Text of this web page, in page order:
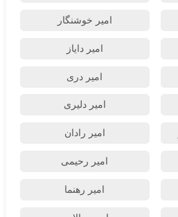
امیر خوشنگار
امیر دایاز
امیر دری
امیر دلیری
امیر رادان
امیر رحیمی
امیر رهنما